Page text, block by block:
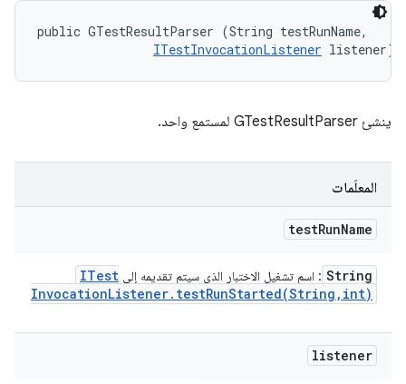
public GTestResultParser (String testRunName,
ITestInvocationListener listener)
ينشئ GTestResultParser لمستمع واحد.
المعلَمات
testRunName
String : اسم تشغيل الاختبار الذي سيتم تقديمه إلى ITest
InvocationListener. testRunStarted(String , int)
listener